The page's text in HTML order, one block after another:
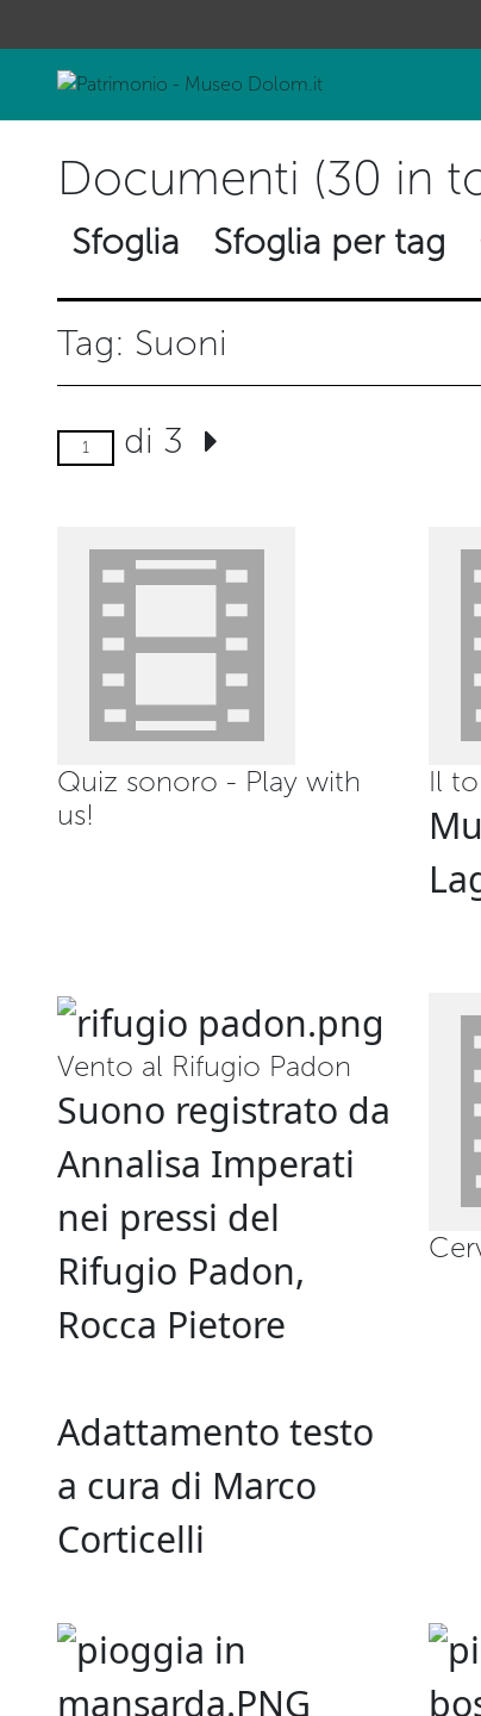
Documenti (30 in
Sfoglia Sfoglia per tag
Tag: Suoni
di 3
Quiz sonoro - Play with
us!
Il
Vento al Rifugio Padon
Suono registrato da
Annalisa Imperati
nei pressi del
Rifugio Padon,
Rocca Pietore
Adattamento testo
a cura di Marco
Corticelli